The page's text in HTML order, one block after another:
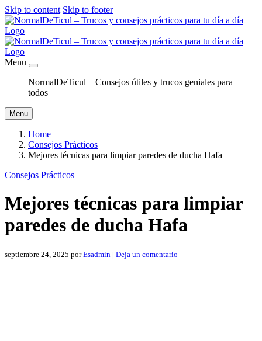
Skip to content Skip to footer
Menu
NormalDeTicul – Consejos útiles y trucos geniales para
todos
Menu
Home
Consejos Prácticos
Mejores técnicas para limpiar paredes de ducha Hafa
Consejos Prácticos
Mejores técnicas para limpiar
paredes de ducha Hafa
septiembre 24, 2025 porEsadmin | Deja un comentario